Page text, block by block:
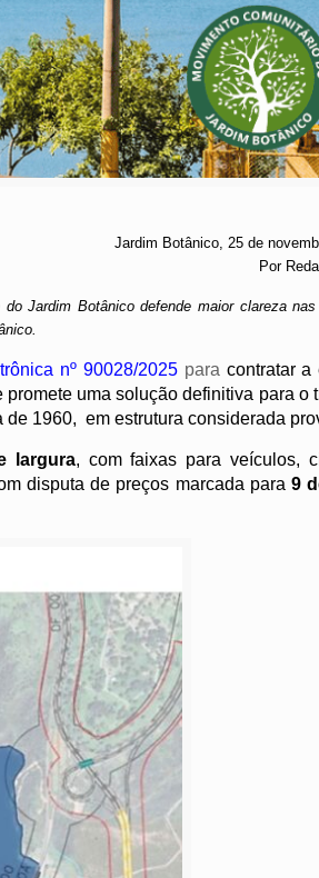
Jardim Botânico, 25 de
Por
Jardim Botânico defende maior clareza
nº 90028/2025 para contratar a
uma solução definitiva para o
1960, em estrutura considerada
largura, com faixas para veículos,
disputa de preços marcada para 9